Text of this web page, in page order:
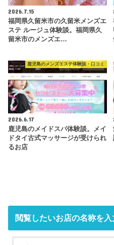
2026.7.15
福岡県久留米市の久留米メンズエ
ステ ルージュ体験談。福岡県久
留米市のメンズエ…
鹿児島のメンズエステ体験談・口コミ
2026.6.17
鹿児島のメイドスパ体験談。メイ
ドタイ古式マッサージが受けられ
るお店
閲覧したいお店の名称を